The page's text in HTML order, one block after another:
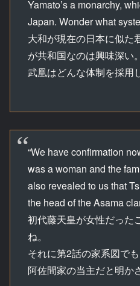
Yamato’s a monarchy,
Japan. Wonder what
大和が現在の日本に似た
が共和国なのは興味深い。
武凰はどんな体制を採用
“We have confirmation
was a woman and the
also revealed to us that
the head of the Asama
初代藤天皇が女性だった
ね。
それに第2話の家系図で
阿佐間家の当主だと明か